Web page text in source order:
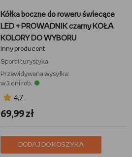
Kółka boczne do roweru świecące
LED + PROWADNIK czarny KOŁA
KOLORY DO WYBORU
Inny producent
Sport i turystyka
Przewidywana wysyłka:
w 3 dni rob.
4,7
69,99 zł
DODAJ DO KOSZYKA